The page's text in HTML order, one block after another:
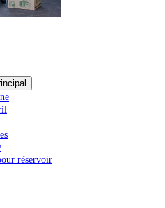
réservoir